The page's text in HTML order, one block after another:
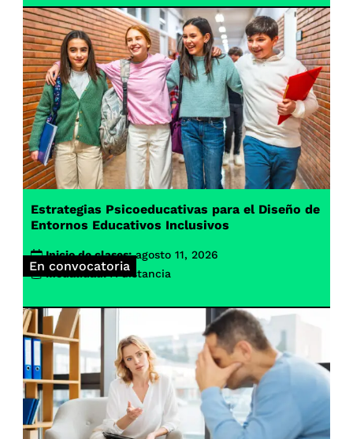
En convocatoria
Estrategias Psicoeducativas para el Diseño de
Entornos Educativos Inclusivos
Inicio de clases: agosto 11, 2026
Modalidad: A distancia